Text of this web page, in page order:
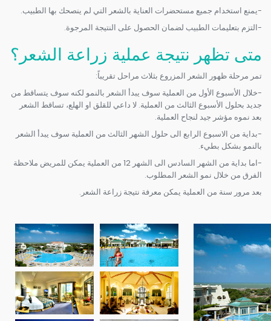
-يمنع استخدام جميع مستحضرات العناية بالشعر التي لم ينصحك بها الطبيب.
-التزم بتعليمات الطبيب لضمان الحصول على النتيجة المرجوة.
متى تظهر نتيجة عملية زراعة الشعر؟
تمر مرحلة ظهور الشعر المزروع بثلاث مراحل تقريباً:
-خلال الأسبوع الأول من العملية سوف يبدأ الشعر بالنمو لكنه سوف يتساقط من
جديد بحلول الأسبوع الثالث من العملية. لا داعي للقلق او الهلع، تساقط الشعر
بعد نموه مؤشر جيد لنجاح العملية.
-بداية من الاسبوع الرابع الى حلول الشهر الثالث من العملية سوف يبدأ الشعر
بالنمو بشكل بطيء.
-اما بداية من الشهر السادس الى الشهر 12 من العملية يمكن للمريض ملاحظة
الفرق من خلال نمو الشعر المطلوب.
بعد مرور سنة من العملية يمكن معرفة نتيجة زراعة الشعر.